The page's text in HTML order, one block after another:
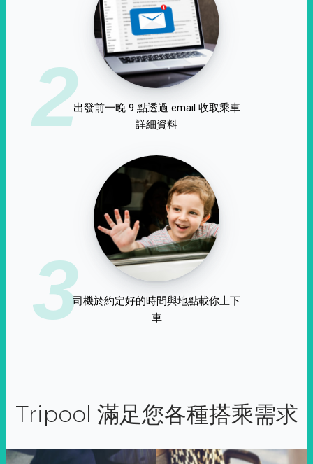
2出發前一晚 9 點透過 email 收取乘車
詳細資料
3司機於約定好的時間與地點載你上下
車
Tripool 滿足您各種搭乘需求